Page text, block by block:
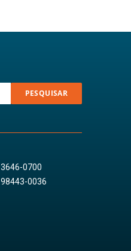
PESQUISAR
3646-0700
98443-0036